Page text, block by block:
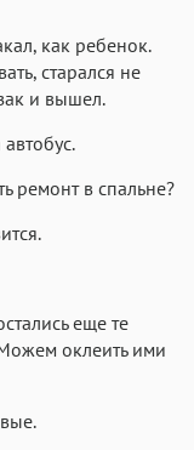
как ребенок.
старался не
и вышел.
ремонт в спальне?
еще те
оклеить ими